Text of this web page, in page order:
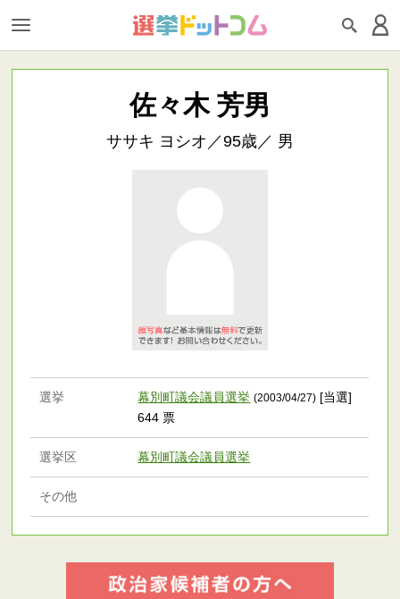
佐々木 芳男
ササキ ヨシオ／95歳／ 男
選挙 幕別町議会議員選挙 (2003/04/27) [当選]
644 票
選挙区 幕別町議会議員選挙
その他